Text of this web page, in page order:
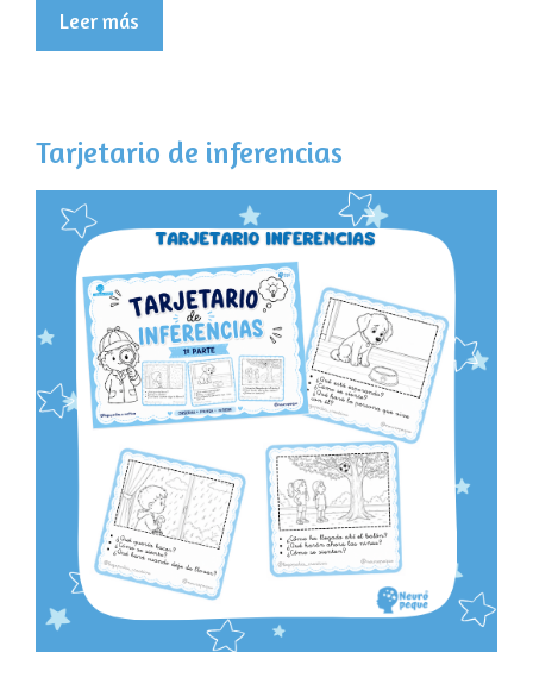
Leer más
Tarjetario de inferencias